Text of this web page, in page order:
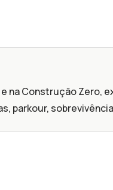
na Construção Zero,
parkour,